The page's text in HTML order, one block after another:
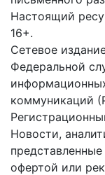
Настоящий
16+.
Сетевое
Федеральной
коммуникаций
Новости,
офертой или